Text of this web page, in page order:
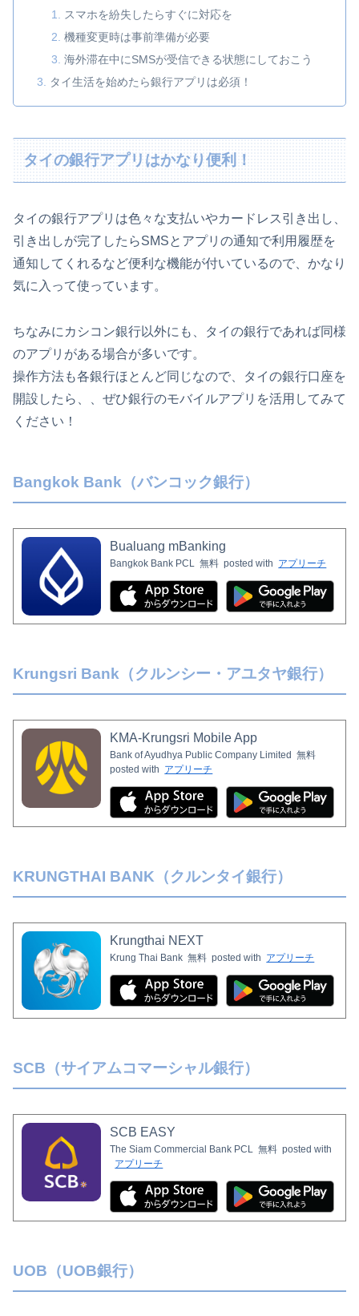
スマホを紛失したらすぐに対応を
機種変更時は事前準備が必要
海外滞在中にSMSが受信できる状態にしておこう
タイ生活を始めたら銀行アプリは必須！
タイの銀行アプリはかなり便利！
タイの銀行アプリは色々な支払いやカードレス引き出し、
引き出しが完了したらSMSとアプリの通知で利用履歴を
通知してくれるなど便利な機能が付いているので、かなり
気に入って使っています。
ちなみにカシコン銀行以外にも、タイの銀行であれば同様
のアプリがある場合が多いです。
操作方法も各銀行ほとんど同じなので、タイの銀行口座を
開設したら、、ぜひ銀行のモバイルアプリを活用してみて
ください！
Bangkok Bank（バンコック銀行）
Bualuang mBanking
Bangkok Bank PCL 無料 posted with アプリーチ
Krungsri Bank（クルンシー・アユタヤ銀行）
KMA-Krungsri Mobile App
Bank of Ayudhya Public Company Limited 無料
posted with アプリーチ
KRUNGTHAI BANK（クルンタイ銀行）
Krungthai NEXT
Krung Thai Bank 無料 posted with アプリーチ
SCB（サイアムコマーシャル銀行）
SCB EASY
The Siam Commercial Bank PCL 無料 posted with
アプリーチ
UOB（UOB銀行）